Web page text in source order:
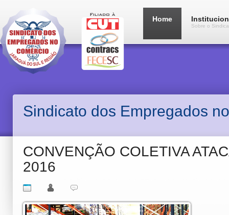
Home
Sobre o
Sindicato dos Empregados
CONVENÇÃO COLETIVA
2016